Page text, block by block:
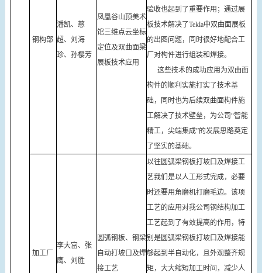
钢构部
潘凯、慈
超、刘海
珍、孙樱芳
凤凰谷山顶美术
馆三维点云坐标
定位及双曲面梁
展板技术应用
验收也起到了重要作用；通过展
板技术解决了Tekla中双曲面展板
的出图问题，同时很好地配合工
厂对构件进行组装和焊接。
这些技术的成功应用为双曲面
构件的顺利实施打实了技术基
础，同时也为后续双曲面构件施
工解决了技术壁垒，为公司“智能
精工，尖端集成”的发展思路奠定
了坚实的基础。
加工厂
李大富、张
鹰、刘胜
圆弧钢板、钢梁
自动打坡口及焊
接工艺
以往圆弧梁钢板打坡口及焊接工
艺我们是以人工形式完成，必要
时还要用角磨机打磨毛边。该项
工艺的应用对我公司钢结构加工
工艺起到了有效提高的作用，特
别是圆弧梁钢板打坡口及焊接能
够起到半自动化，且外观整齐规
矩，大大缩短加工时间，减少人